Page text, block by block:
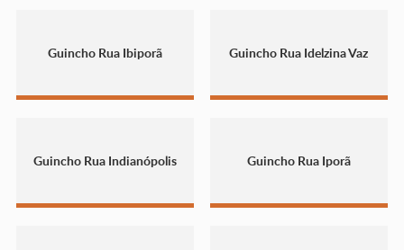
Guincho Rua Ibiporã Guincho Rua Idelzina Vaz
Guincho Rua Indianópolis Guincho Rua Iporã